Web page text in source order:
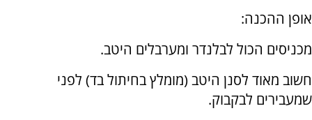
אופן ההכנה:
מכניסים הכול לבלנדר ומערבלים היטב.
חשוב מאוד לסנן היטב (מומלץ בחיתול בד) לפני
שמעבירים לבקבוק.